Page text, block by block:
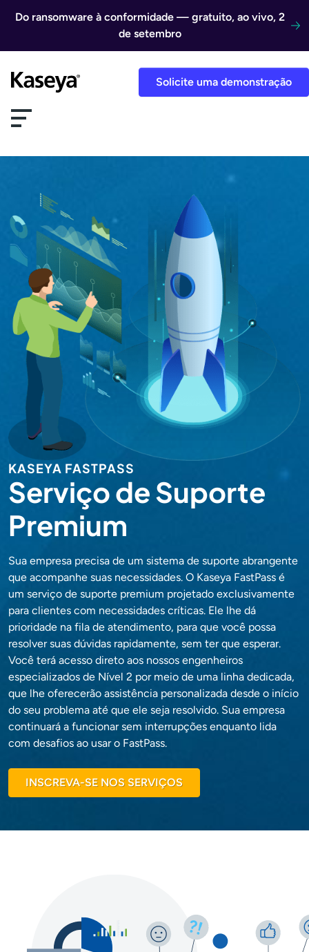
Do ransomware à conformidade — gratuito, ao vivo, 2
de setembro
Solicite uma demonstração
KASEYA FASTPASS
Serviço de Suporte
Premium
Sua empresa precisa de um sistema de suporte abrangente
que acompanhe suas necessidades. O Kaseya FastPass é
um serviço de suporte premium projetado exclusivamente
para clientes com necessidades críticas. Ele lhe dá
prioridade na fila de atendimento, para que você possa
resolver suas dúvidas rapidamente, sem ter que esperar.
Você terá acesso direto aos nossos engenheiros
especializados de Nível 2 por meio de uma linha dedicada,
que lhe oferecerão assistência personalizada desde o início
do seu problema até que ele seja resolvido. Sua empresa
continuará a funcionar sem interrupções enquanto lida
com desafios ao usar o FastPass.
INSCREVA-SE NOS SERVIÇOS